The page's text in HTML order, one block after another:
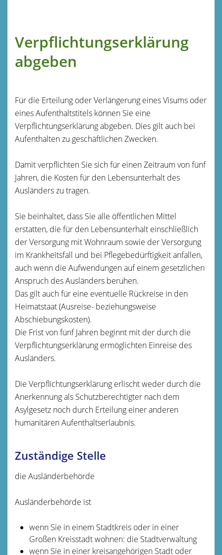
Verpflichtungserklärung
abgeben
Für die Erteilung oder Verlängerung eines Visums oder
eines Aufenthaltstitels können Sie eine
Verpflichtungserklärung abgeben. Dies gilt auch bei
Aufenthalten zu geschäftlichen Zwecken.
Damit verpflichten Sie sich für einen Zeitraum von fünf
Jahren, die Kosten für den Lebensunterhalt des
Ausländers zu tragen.
Sie beinhaltet, dass Sie alle öffentlichen Mittel
erstatten, die für den Lebensunterhalt einschließlich
der Versorgung mit Wohnraum sowie der Versorgung
im Krankheitsfall und bei Pflegebedürftigkeit anfallen,
auch wenn die Aufwendungen auf einem gesetzlichen
Anspruch des Ausländers beruhen.
Das gilt auch für eine eventuelle Rückreise in den
Heimatstaat (Ausreise- beziehungsweise
Abschiebungskosten).
Die Frist von fünf Jahren beginnt mit der durch die
Verpflichtungserklärung ermöglichten Einreise des
Ausländers.
Die Verpflichtungserklärung erlischt weder durch die
Anerkennung als Schutzberechtigter nach dem
Asylgesetz noch durch Erteilung einer anderen
humanitären Aufenthaltserlaubnis.
Zuständige Stelle
die Ausländerbehörde
Ausländerbehörde ist
wenn Sie in einem Stadtkreis oder in einer
Großen Kreisstadt wohnen: die Stadtverwaltung
wenn Sie in einer kreisangehörigen Stadt oder